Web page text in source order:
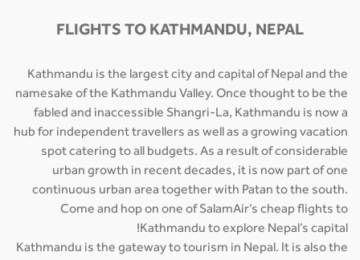
FLIGHTS TO KATHMANDU, NEPAL
Kathmandu is the largest city and capital of Nepal and the
namesake of the Kathmandu Valley. Once thought to be the
fabled and inaccessible Shangri-La, Kathmandu is now a
hub for independent travellers as well as a growing vacation
spot catering to all budgets. As a result of considerable
urban growth in recent decades, it is now part of one
continuous urban area together with Patan to the south.
Come and hop on one of SalamAir’s cheap flights to
Kathmandu to explore Nepal’s capital!
Kathmandu is the gateway to tourism in Nepal. It is also the